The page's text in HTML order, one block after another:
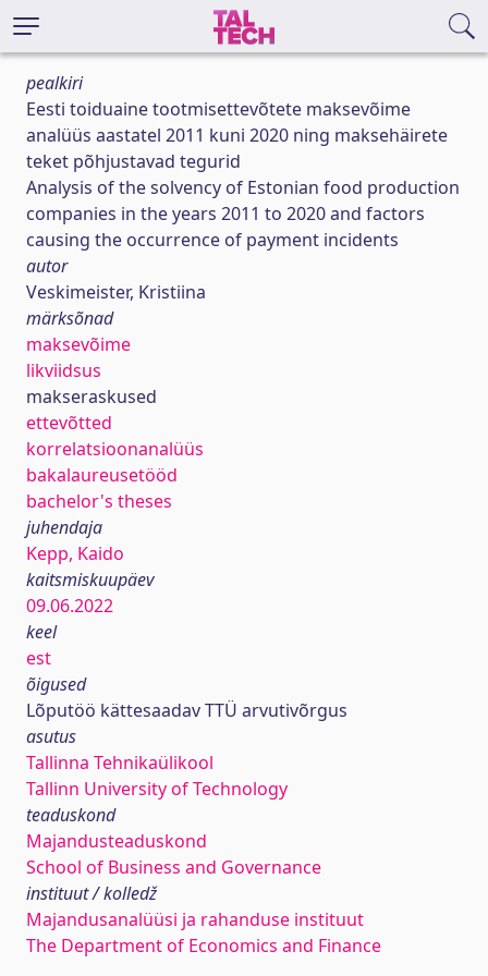
pealkiri
Eesti toiduaine tootmisettevõtete maksevõime
analüüs aastatel 2011 kuni 2020 ning maksehäirete
teket põhjustavad tegurid
Analysis of the solvency of Estonian food production
companies in the years 2011 to 2020 and factors
causing the occurrence of payment incidents
autor
Veskimeister, Kristiina
märksõnad
maksevõime
likviidsus
makseraskused
ettevõtted
korrelatsioonanalüüs
bakalaureusetööd
bachelor's theses
juhendaja
Kepp, Kaido
kaitsmiskuupäev
09.06.2022
keel
est
õigused
Lõputöö kättesaadav TTÜ arvutivõrgus
asutus
Tallinna Tehnikaülikool
Tallinn University of Technology
teaduskond
Majandusteaduskond
School of Business and Governance
instituut / kolledž
Majandusanalüüsi ja rahanduse instituut
The Department of Economics and Finance